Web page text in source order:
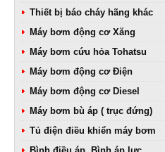
Thiết bị báo cháy hãng khác
Máy bơm động cơ Xăng
Máy bơm cứu hỏa Tohatsu
Máy bơm động cơ Điện
Máy bơm động cơ Diesel
Máy bơm bù áp ( trục đứng)
Tủ điện điều khiển máy bơm